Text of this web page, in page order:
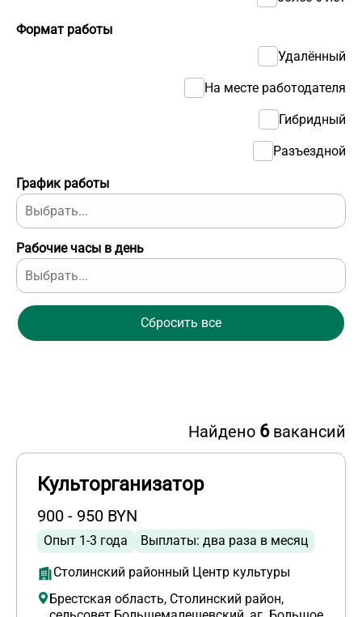
График работы
Рабочие часы в день
Формат работы
Удалённый
На месте работодателя
Гибридный
Разъездной
Сбросить все
Найдено 6вакансий
Культорганизатор
900 - 950 BYN
Опыт 1-3 года Выплаты: два раза в месяц
Столинский районный Центр культуры
Брестская область, Столинский район,